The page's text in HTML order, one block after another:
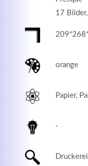
17
orange
Papier,
-
elit.